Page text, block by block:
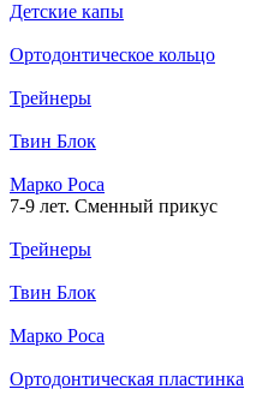
Детские капы
Ортодонтическое кольцо
Трейнеры
Твин Блок
Марко Роса
7-9 лет. Сменный прикус
Трейнеры
Твин Блок
Марко Роса
Ортодонтическая пластинка